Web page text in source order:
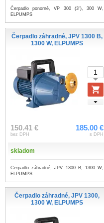
Čerpadlo ponorné, VP 300 (3"), 300 W,
ELPUMPS
Čerpadlo záhradné, JPV 1300 B,
1300 W, ELPUMPS
150.41 €
bez DPH
185.00 €
s DPH
skladom
Čerpadlo záhradné, JPV 1300 B, 1300 W,
ELPUMPS
Čerpadlo záhradné, JPV 1300,
1300 W, ELPUMPS